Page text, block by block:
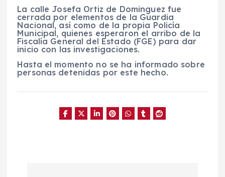
La calle Josefa Ortiz de Dominguez fue
cerrada por elementos de la Guardia
Nacional, así como de la propia Policía
Municipal, quienes esperaron el arribo de la
Fiscalía General del Estado (FGE) para dar
inicio con las investigaciones.
Hasta el momento no se ha informado sobre
personas detenidas por este hecho.